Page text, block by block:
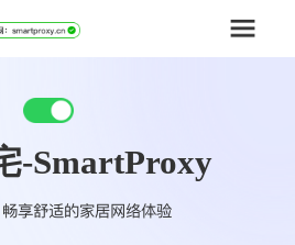
-SmartProxy
享舒适的家居网络体验